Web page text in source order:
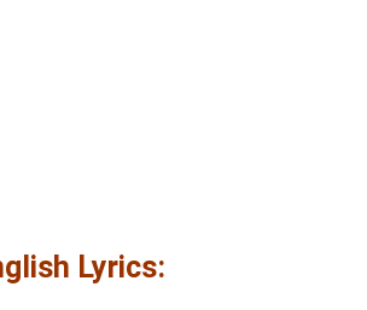
Lyrics: